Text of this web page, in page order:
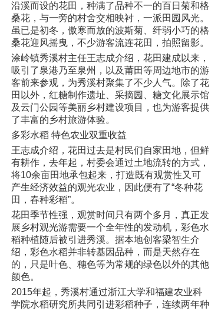
沿溪而设的花田，种满了品种不一的百日菊和格
桑花，与一旁的村舍交相映衬，一派田园风光。
虽已是初冬，傲寒而放的波斯菊、纤弱小巧的格
桑花迎风摇曳，不少游客流连花田，拍照留影。
涂岭镇秀溪村主任王志成介绍，花田建成以来，
吸引了泉港乃至泉州，以及莆田等周边地市的游
客前来参观，为秀溪村聚集了不少人气。除了花
田以外，红糖制作遗址、采摘园、糖文化展示馆
及云门公园等美丽乡村建设项目，也为游客提供
了丰富的乡村旅游体验。
多彩水稻 特色农业双重收益
王志成介绍，花田过去是村民们自家田地，但鲜
有耕作，去年起，村委会通过土地流转的方式，
将10余亩田地承包起来，打造既有观赏性又可
产生经济效益的观光农业，因此便有了“冬种花
田，春种彩稻”。
花田季节性强，观赏时间只有两个多月，真正发
展乡村观光游需要一个全年性的发动机，彩色水
稻种植随后被引进秀溪。据本地创客梁智生介
绍，彩色水稻并非转基因品种，而是天然存在
的，只是叶色、穗色等为常规的绿色以外的其他
颜色。
2015年起，秀溪村通过浙江大学和福建农业科
学院水稻研究所共同引进彩稻种子，连续两年种